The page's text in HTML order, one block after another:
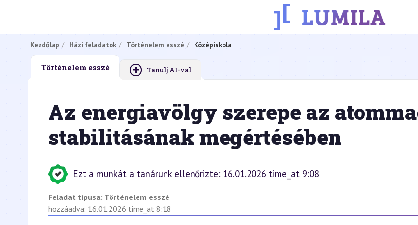
Kezdőlap Házi feladatok Történelem esszé Középiskola
Történelem esszé + Tanulj AI-val
Az energiavölgy szerepe az
stabilitásának megértésében
Ezt a munkát a tanárunk ellenőrizte: 16.01.2026 time_at 9:08
Feladat típusa: Történelem esszé
hozzáadva: 16.01.2026 time_at 8:18